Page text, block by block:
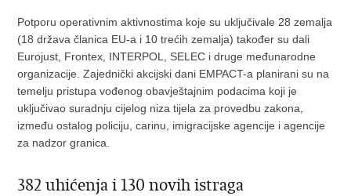
Potporu operativnim aktivnostima koje su uključivale 28 zemalja
(18 država članica EU-a i 10 trećih zemalja) također su dali
Eurojust, Frontex, INTERPOL, SELEC i druge međunarodne
organizacije. Zajednički akcijski dani EMPACT-a planirani su na
temelju pristupa vođenog obavještajnim podacima koji je
uključivao suradnju cijelog niza tijela za provedbu zakona,
između ostalog policiju, carinu, imigracijske agencije i agencije
za nadzor granica.
382 uhićenja i 130 novih istraga